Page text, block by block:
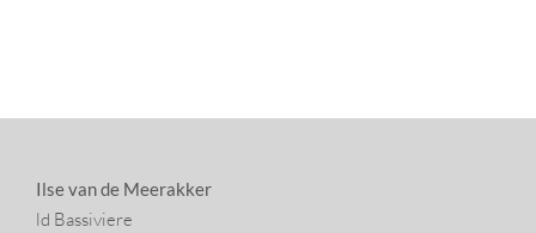
Ilse van de Meerakker
ld Bassiviere